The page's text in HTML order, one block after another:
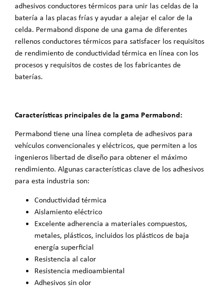
adhesivos conductores térmicos para unir las celdas de la
batería a las placas frías y ayudar a alejar el calor de la
celda. Permabond dispone de una gama de diferentes
rellenos conductores térmicos para satisfacer los requisitos
de rendimiento de conductividad térmica en línea con los
procesos y requisitos de costes de los fabricantes de
baterías.
Características principales de la gama Permabond:
Permabond tiene una línea completa de adhesivos para
vehículos convencionales y eléctricos, que permiten a los
ingenieros libertad de diseño para obtener el máximo
rendimiento. Algunas características clave de los adhesivos
para esta industria son:
Conductividad térmica
Aislamiento eléctrico
Excelente adherencia a materiales compuestos,
metales, plásticos, incluidos los plásticos de baja
energía superficial
Resistencia al calor
Resistencia medioambiental
Adhesivos sin olor